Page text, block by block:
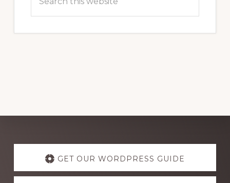
Explore
more
GET OUR WORDPRESS GUIDE